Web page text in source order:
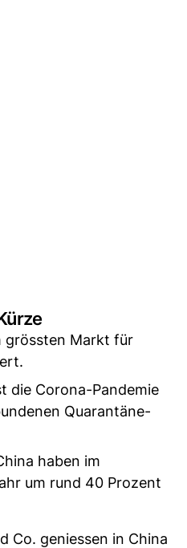
grössten Markt für
die Corona-Pandemie
Quarantäne-
haben im
um rund 40 Prozent
Co. geniessen in China